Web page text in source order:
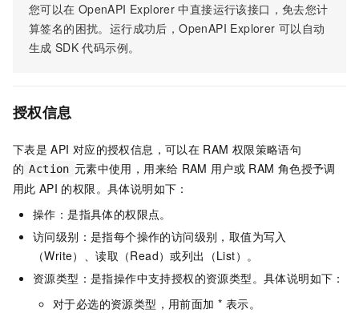
您可以在 OpenAPI Explorer 中直接运行该接口，免去您计
算签名的困扰。运行成功后，OpenAPI Explorer 可以自动
生成 SDK 代码示例。
授权信息
下表是 API 对应的授权信息，可以在 RAM 权限策略语句
的 Action 元素中使用，用来给 RAM 用户或 RAM 角色授予调
用此 API 的权限。具体说明如下：
操作：是指具体的权限点。
访问级别：是指每个操作的访问级别，取值为写入
（Write）、读取（Read）或列出（List）。
资源类型：是指操作中支持授权的资源类型。具体说明如下：
对于必选的资源类型，用前面加 * 表示。